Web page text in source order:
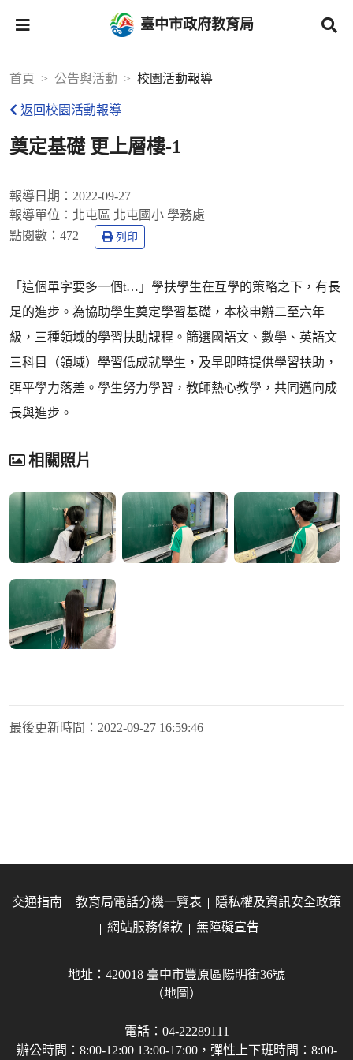
臺中市政府教育局
首頁 公告與活動 校園活動報導
返回校園活動報導
奠定基礎 更上層樓-1
報導日期： 2022-09-27
報導單位： 北屯區 北屯國小 學務處
點閱數： 472 列印
「這個單字要多一個t…」學扶學生在互學的策略之下，有長
足的進步。為協助學生奠定學習基礎，本校申辦二至六年
級，三種領域的學習扶助課程。篩選國語文、數學、英語文
三科目（領域）學習低成就學生，及早即時提供學習扶助，
弭平學力落差。學生努力學習，教師熱心教學，共同邁向成
長與進步。
相關照片
最後更新時間： 2022-09-27 16:59:46
交通指南 教育局電話分機一覽表
隱私權及資訊安全政策
網站服務條款
無障礙宣告
地址：420018 臺中市豐原區陽明街36號
（地圖）
電話：04-22289111
辦公時間：8:00-12:00 13:00-17:00，彈性上下班時間：8:00-